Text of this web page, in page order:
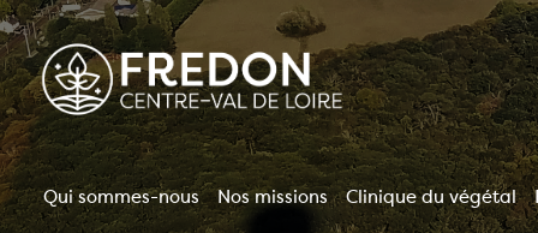
Aller
au
contenu
principal
Qui sommes-nous Nos missions Clinique du végétal